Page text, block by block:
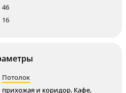
46
16
Потолок
прихожая и коридор, Кафе,